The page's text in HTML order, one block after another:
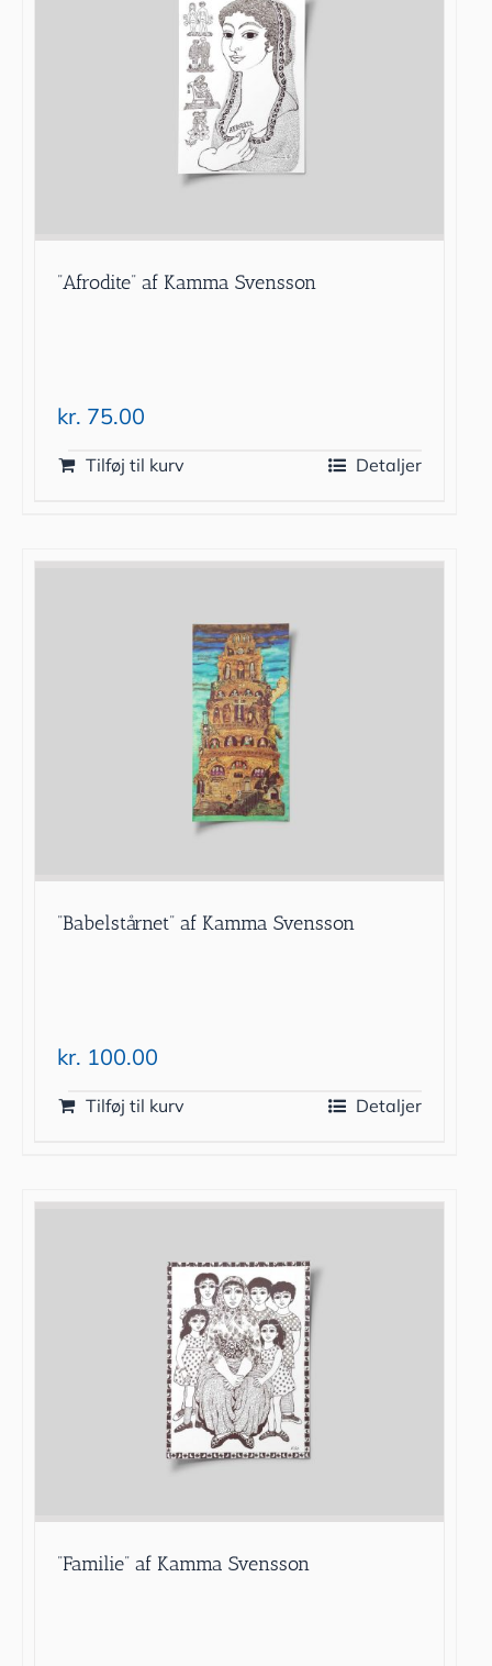
”Afrodite” af Kamma Svensson
kr. 75.00
Tilføj til kurv Detaljer
”Babelstårnet” af Kamma Svensson
kr. 100.00
Tilføj til kurv Detaljer
”Familie” af Kamma Svensson